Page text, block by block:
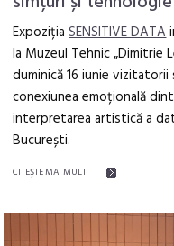
ExpozițiaSENSITIVE DATA
la Muzeul Tehnic „Dimitrie
duminică 16 iunie
conexiunea emoțională
interpretarea artistică a
București.
CITEŞTE MAI MULT